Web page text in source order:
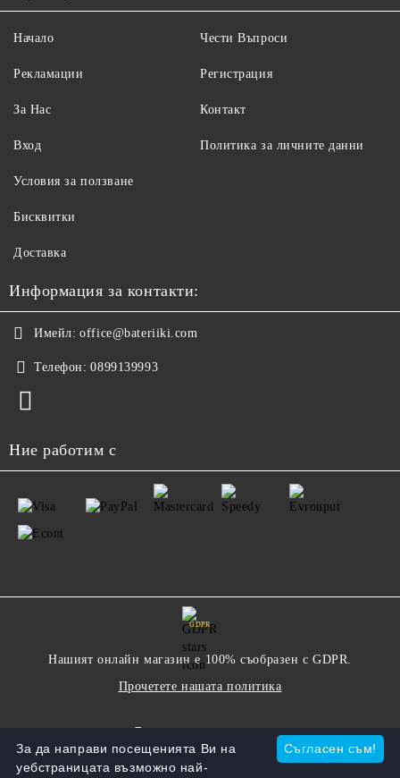
Начало
Рекламации
За Нас
Вход
Чести Въпроси
Регистрация
Контакт
Политика за личните данни
Условия за ползване
Бисквитки
Доставка
Информация за контакти:
Имейл: office@bateriiki.com
Телефон: 0899139993
Ние работим с
GDPR
Нашият онлайн магазин е 100% съобразен с GDPR.
Прочетете нашата политика
Съгласен съм!
За да направи посещенията Ви на
уебстраницата възможно най-